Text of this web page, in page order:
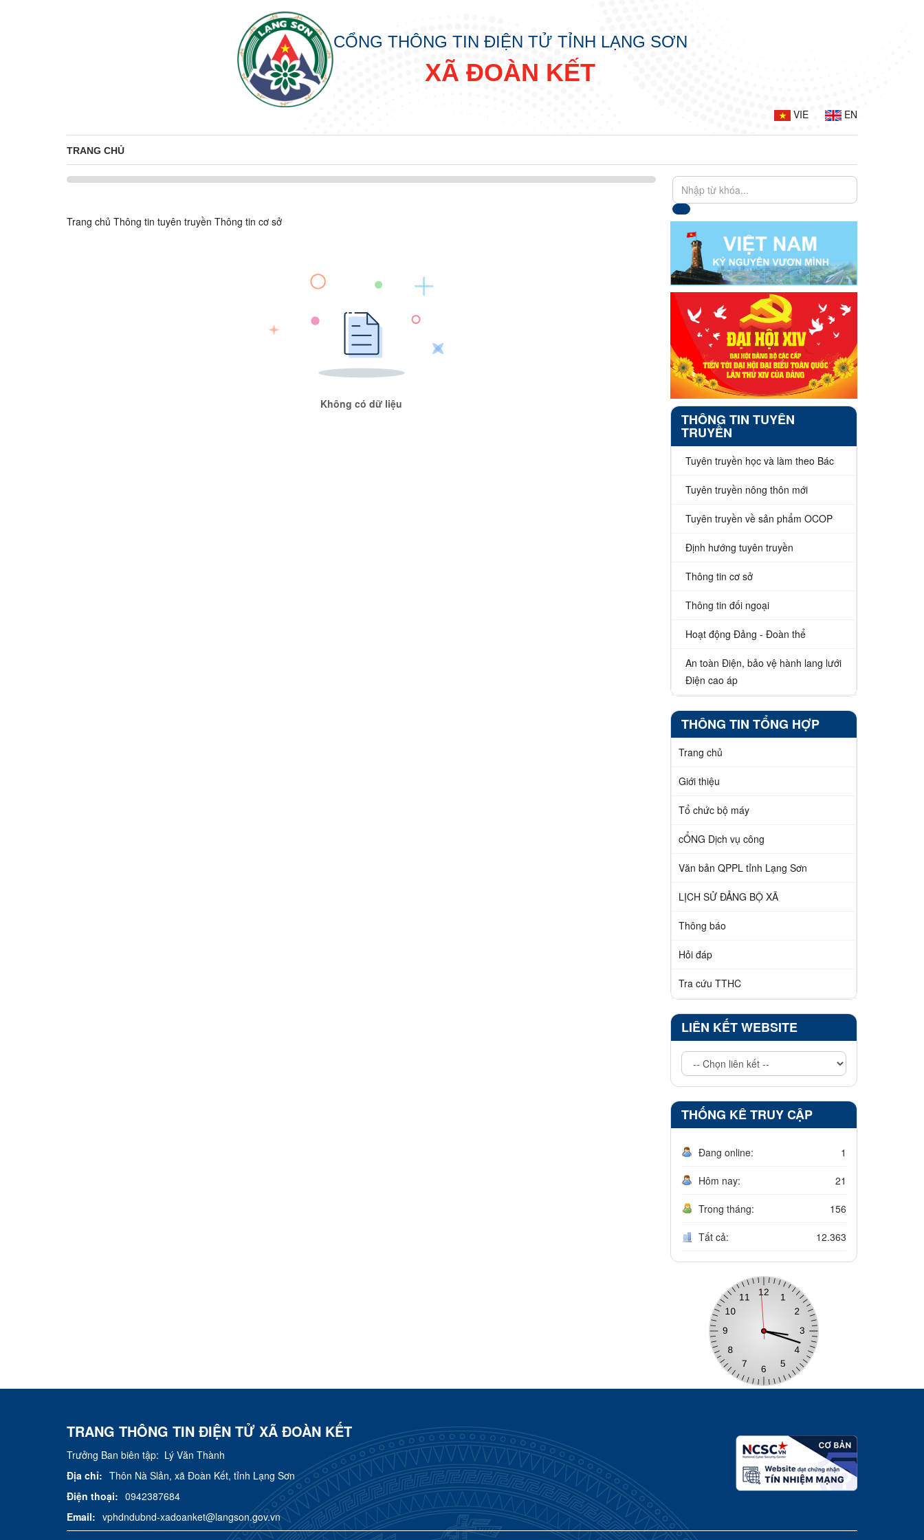
CỔNG THÔNG TIN ĐIỆN TỬ TỈNH LẠNG SƠN
XÃ ĐOÀN KẾT
VIE EN
TRANG CHỦ
Trang chủ Thông tin tuyên truyền Thông tin cơ sở
Không có dữ liệu
THÔNG TIN TUYÊN
TRUYỀN
Tuyên truyền học và làm theo Bác
Tuyên truyền nông thôn mới
Tuyên truyền về sản phẩm OCOP
Định hướng tuyên truyền
Thông tin cơ sở
Thông tin đối ngoại
Hoạt động Đảng - Đoàn thể
An toàn Điện, bảo vệ hành lang lưới
Điện cao áp
THÔNG TIN TỔNG HỢP
Trang chủ
Giới thiệu
Tổ chức bộ máy
cỔNG Dịch vụ công
Văn bản QPPL tỉnh Lạng Sơn
LỊCH SỬ ĐẢNG BỘ XÃ
Thông báo
Hỏi đáp
Tra cứu TTHC
LIÊN KẾT WEBSITE
THỐNG KÊ TRUY CẬP
Đang online: 1
Hôm nay: 21
Trong tháng: 156
Tất cả: 12.363
TRANG THÔNG TIN ĐIỆN TỬ XÃ ĐOÀN KẾT
Trưởng Ban biên tập: Lý Văn Thành
Địa chỉ: Thôn Nà Slản, xã Đoàn Kết, tỉnh Lạng Sơn
Điện thoại: 0942387684
Email: vphdndubnd-xadoanket@langson.gov.vn